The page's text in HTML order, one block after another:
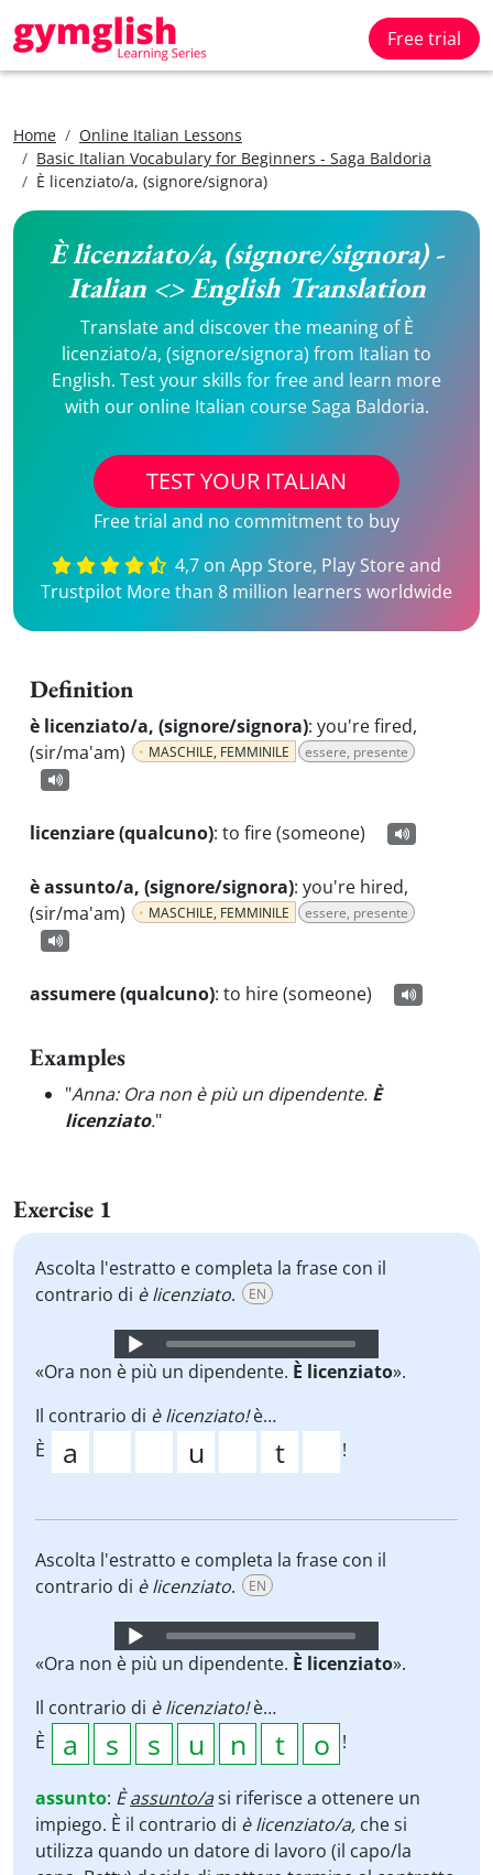
Free trial
Home
Online Italian Lessons
Basic Italian Vocabulary for Beginners - Saga Baldoria
È licenziato/a, (signore/signora)
È licenziato/a, (signore/signora) -
Italian <> English Translation
Translate and discover the meaning of È
licenziato/a, (signore/signora) from Italian to
English. Test your skills for free and learn more
with our online Italian course Saga Baldoria.
TEST YOUR ITALIAN
Free trial and no commitment to buy
4,7 on App Store, Play Store and
Trustpilot More than 8 million learners worldwide
Definition
è licenziato/a, (signore/signora): you're fired,
(sir/ma'am)
MASCHILE, FEMMINILE essere, presente
licenziare (qualcuno): to fire (someone)
è assunto/a, (signore/signora): you're hired,
(sir/ma'am)
MASCHILE, FEMMINILE essere, presente
assumere (qualcuno): to hire (someone)
Examples
"Anna: Ora non è più un dipendente. È
licenziato."
Exercise 1
Ascolta l'estratto e completa la frase con il
contrario di è licenziato. EN
Audio
Player
«Ora non è più un dipendente. È licenziato».
Il contrario di è licenziato!è…
È
!
Ascolta l'estratto e completa la frase con il
contrario di è licenziato. EN
Audio
Player
«Ora non è più un dipendente. È licenziato».
Il contrario di è licenziato!è…
È
!
assunto: Èassunto/asi riferisce a ottenere un
impiego. È il contrario di è licenziato/a, che si
utilizza quando un datore di lavoro (il capo/la